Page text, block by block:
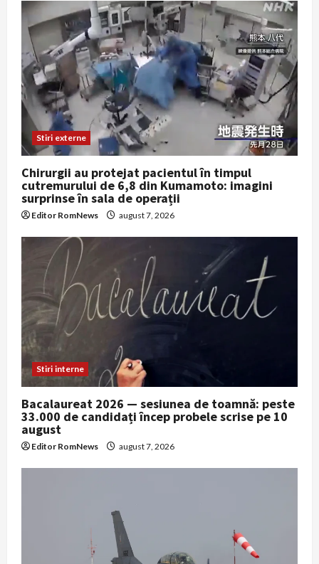
Stiri externe
Chirurgii au protejat pacientul în timpul
cutremurului de 6,8 din Kumamoto: imagini
surprinse în sala de operații
Editor RomNews august 7, 2026
Stiri interne
Bacalaureat 2026 — sesiunea de toamnă: peste
33.000 de candidați încep probele scrise pe 10
august
Editor RomNews august 7, 2026